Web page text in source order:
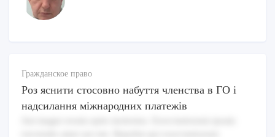
Гражданское право
Роз яснити стосовно набуття членства в ГО і
надсилання міжнародних платежів